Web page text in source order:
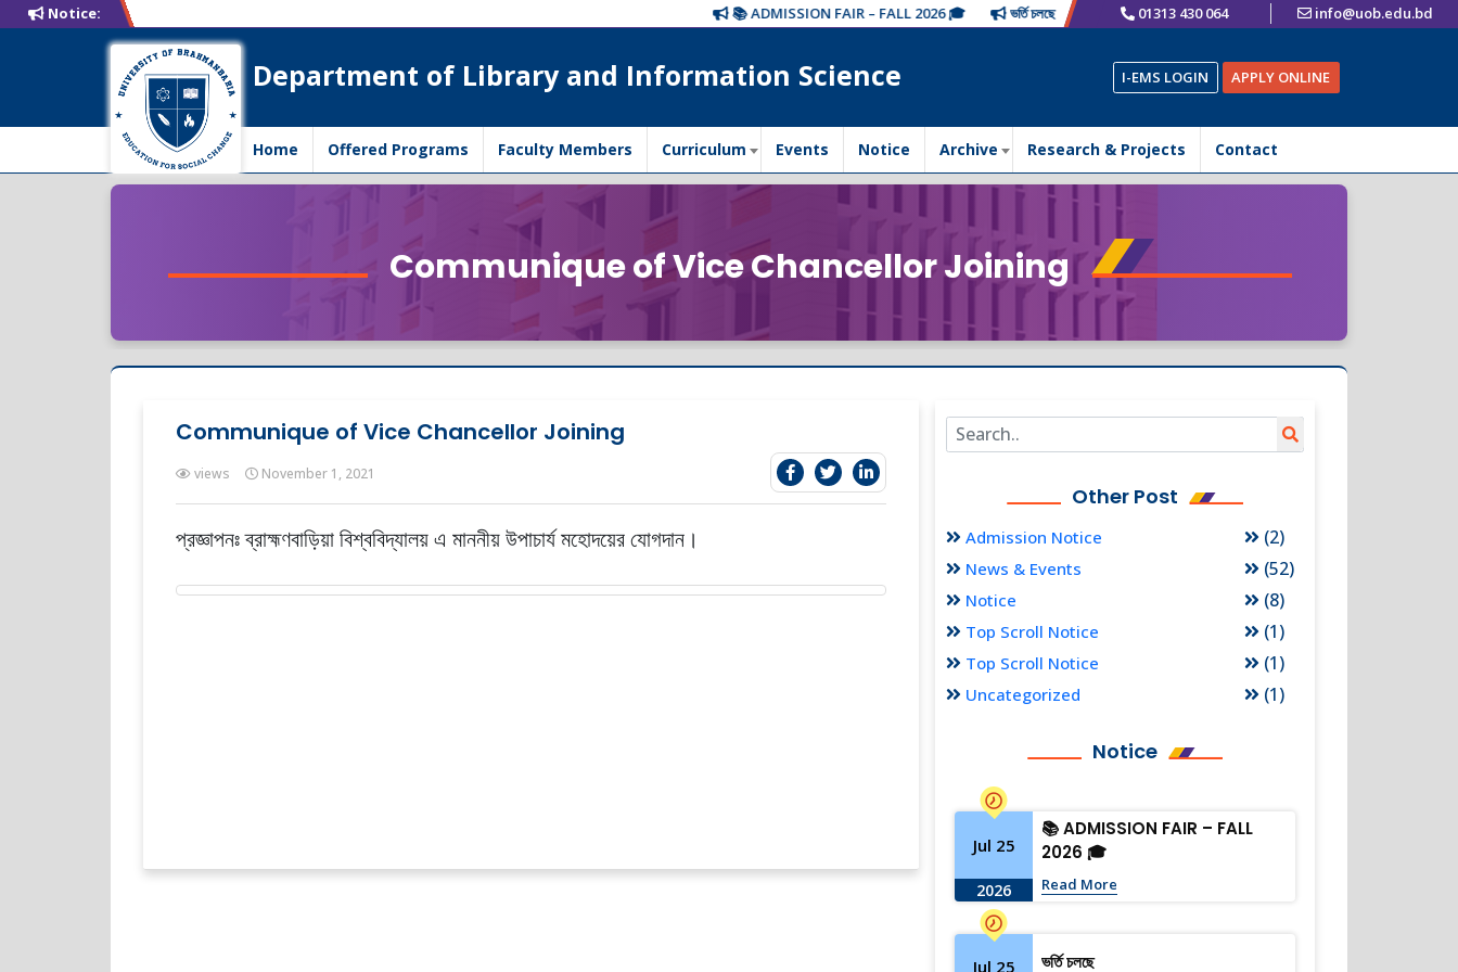
Notice: 📚 ADMISSION FAIR – FALL 2026 🎓 ভর্তি চলছে 01313 430 064 info@uob.edu.bd
Department of Library and Information Science I-EMS LOGIN APPLY ONLINE
Home Offered Programs Faculty Members Curriculum Events Notice Archive Research & Projects Contact
Communique of Vice Chancellor Joining
Communique of Vice Chancellor Joining
views November 1, 2021
প্রজ্ঞাপনঃ ব্রাহ্মণবাড়িয়া বিশ্ববিদ্যালয় এ মাননীয় উপাচার্য মহোদয়ের যোগদান।
Other Post
Admission Notice (2)
News & Events (52)
Notice (8)
Top Scroll Notice (1)
Top Scroll Notice (1)
Uncategorized (1)
Notice
Jul 25
2026
📚 ADMISSION FAIR – FALL
2026 🎓
Read More
Jul 25 ভর্তি চলছে